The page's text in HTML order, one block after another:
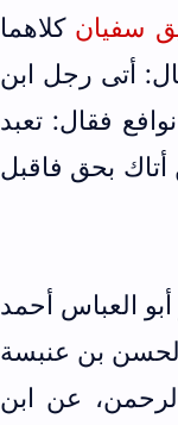
كلاهما
أتى رجل ابن
فقال: تعبد
أتاك بحق فاقبل
العباس أحمد
بن عنبسة
عن ابن